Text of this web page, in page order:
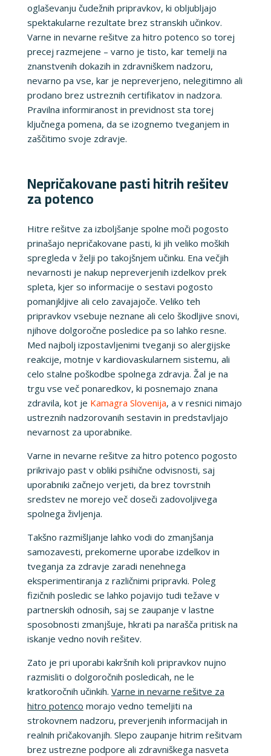
oglaševanju čudežnih pripravkov, ki obljubljajo
spektakularne rezultate brez stranskih učinkov.
Varne in nevarne rešitve za hitro potenco so torej
precej razmejene – varno je tisto, kar temelji na
znanstvenih dokazih in zdravniškem nadzoru,
nevarno pa vse, kar je nepreverjeno, nelegitimno ali
prodano brez ustreznih certifikatov in nadzora.
Pravilna informiranost in previdnost sta torej
ključnega pomena, da se izognemo tveganjem in
zaščitimo svoje zdravje.
Nepričakovane pasti hitrih rešitev
za potenco
Hitre rešitve za izboljšanje spolne moči pogosto
prinašajo nepričakovane pasti, ki jih veliko moških
spregleda v želji po takojšnjem učinku. Ena večjih
nevarnosti je nakup nepreverjenih izdelkov prek
spleta, kjer so informacije o sestavi pogosto
pomanjkljive ali celo zavajajoče. Veliko teh
pripravkov vsebuje neznane ali celo škodljive snovi,
njihove dolgoročne posledice pa so lahko resne.
Med najbolj izpostavljenimi tveganji so alergijske
reakcije, motnje v kardiovaskularnem sistemu, ali
celo stalne poškodbe spolnega zdravja. Žal je na
trgu vse več ponaredkov, ki posnemajo znana
zdravila, kot je Kamagra Slovenija, a v resnici nimajo
ustreznih nadzorovanih sestavin in predstavljajo
nevarnost za uporabnike.
Varne in nevarne rešitve za hitro potenco pogosto
prikrivajo past v obliki psihične odvisnosti, saj
uporabniki začnejo verjeti, da brez tovrstnih
sredstev ne morejo več doseči zadovoljivega
spolnega življenja.
Takšno razmišljanje lahko vodi do zmanjšanja
samozavesti, prekomerne uporabe izdelkov in
tveganja za zdravje zaradi nenehnega
eksperimentiranja z različnimi pripravki. Poleg
fizičnih posledic se lahko pojavijo tudi težave v
partnerskih odnosih, saj se zaupanje v lastne
sposobnosti zmanjšuje, hkrati pa narašča pritisk na
iskanje vedno novih rešitev.
Zato je pri uporabi kakršnih koli pripravkov nujno
razmisliti o dolgoročnih posledicah, ne le
kratkoročnih učinkih. Varne in nevarne rešitve za
hitro potenco morajo vedno temeljiti na
strokovnem nadzoru, preverjenih informacijah in
realnih pričakovanjih. Slepo zaupanje hitrim rešitvam
brez ustrezne podpore ali zdravniškega nasveta